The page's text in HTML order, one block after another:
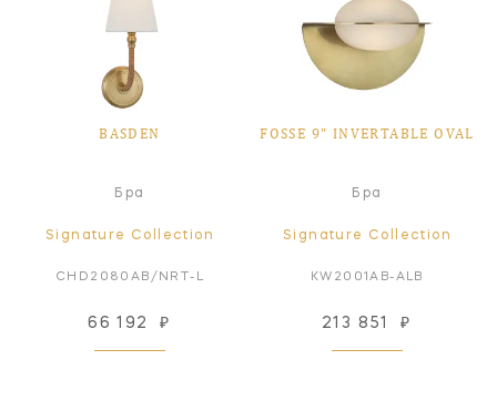
BASDEN
Бра
Signature Collection
CHD2080AB/NRT-L
66 192 ₽
FOSSE 9" INVERTABLE OVAL
Бра
Signature Collection
KW2001AB-ALB
213 851 ₽